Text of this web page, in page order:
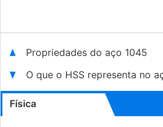
Propriedades do aço 1045
O que o HSS representa no
Física